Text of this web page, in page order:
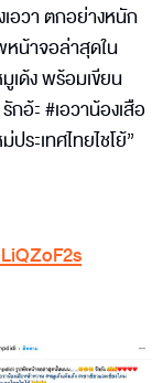
อวา ตกอย่างหนัก
น้าจอล่าสุดใน
เด้ง พร้อมเขียน
อ้ะ #เอวาน้องเสือ
ประเทศไทยไชโย้”